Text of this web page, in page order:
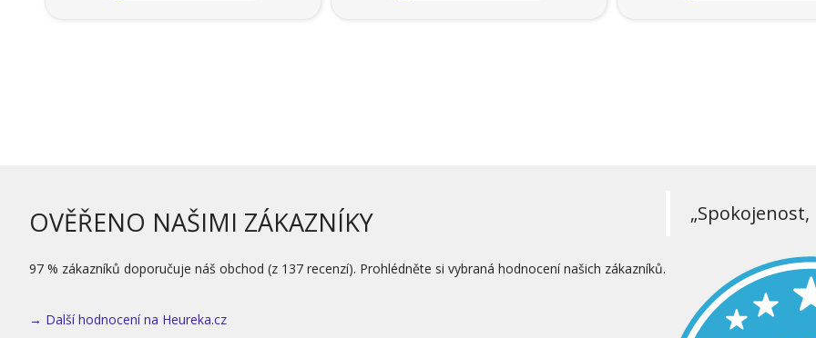
OVĚŘENO NAŠIMI ZÁKAZNÍKY
97 % zákazníků doporučuje náš obchod (z 137 recenzí). Prohlédněte si vybraná hodnocení našich zákazníků.
→ Další hodnocení na Heureka.cz